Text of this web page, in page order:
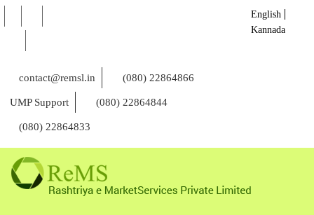
contact@remsl.in (080) 22864866
UMP Support (080) 22864844
(080) 22864833
English
Kannada